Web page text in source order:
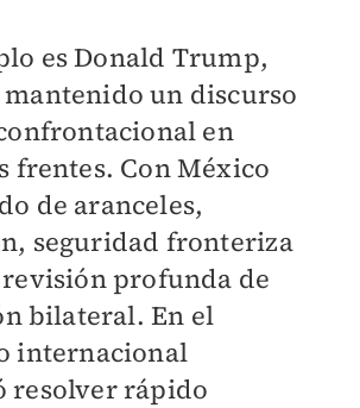
es Donald Trump,
un discurso
en
frentes. Con México
de aranceles,
seguridad fronteriza
profunda de
bilateral. En el
internacional
resolver rápido